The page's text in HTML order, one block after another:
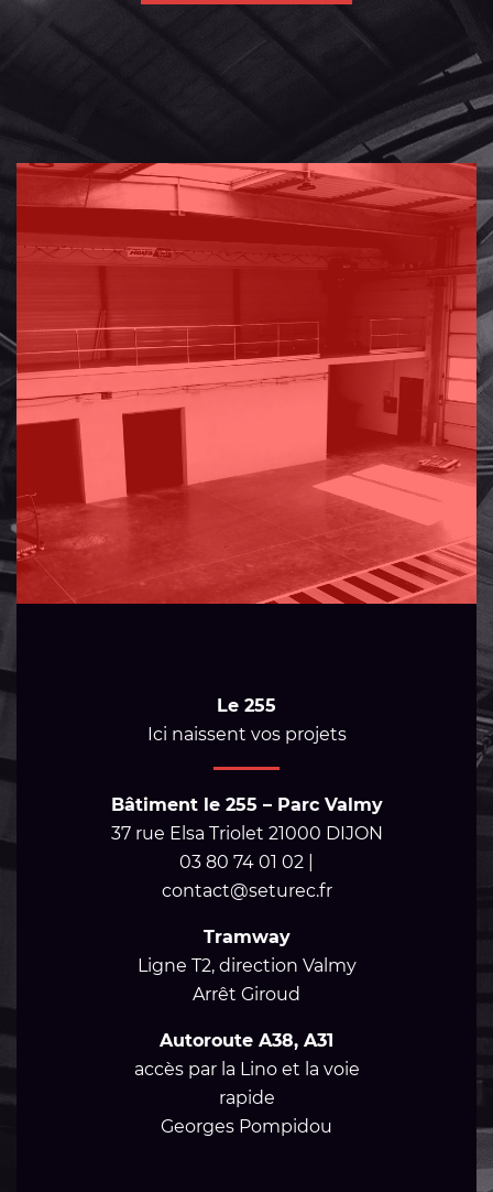
Le 255
Ici naissent vos projets
Bâtiment le 255 – Parc Valmy
37 rue Elsa Triolet 21000 DIJON
03 80 74 01 02 |
contact@seturec.fr
Tramway
Ligne T2, direction Valmy
Arrêt Giroud
Autoroute A38, A31
accès par la Lino et la voie
rapide
Georges Pompidou